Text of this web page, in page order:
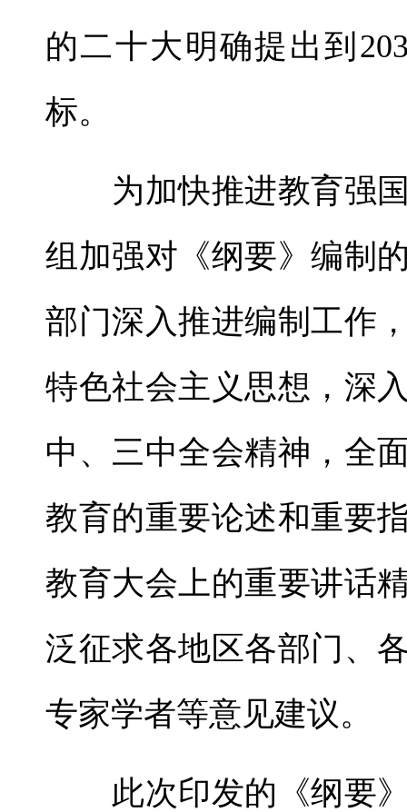
的二十大明确提出到
标。
为加快推进教育强国
组加强对《纲要》编制
部门深入推进编制工作
特色社会主义思想，深
中、三中全会精神，全
教育的重要论述和重要
教育大会上的重要讲话
泛征求各地区各部门、
专家学者等意见建议。
此次印发的《纲要》